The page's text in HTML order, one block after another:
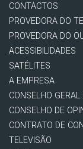
CONTACTOS
PROVEDORA DO
PROVEDORA DO
ACESSIBILIDADES
SATÉLITES
A EMPRESA
CONSELHO
CONSELHO DE
CONTRATO DE
TELEVISÃO